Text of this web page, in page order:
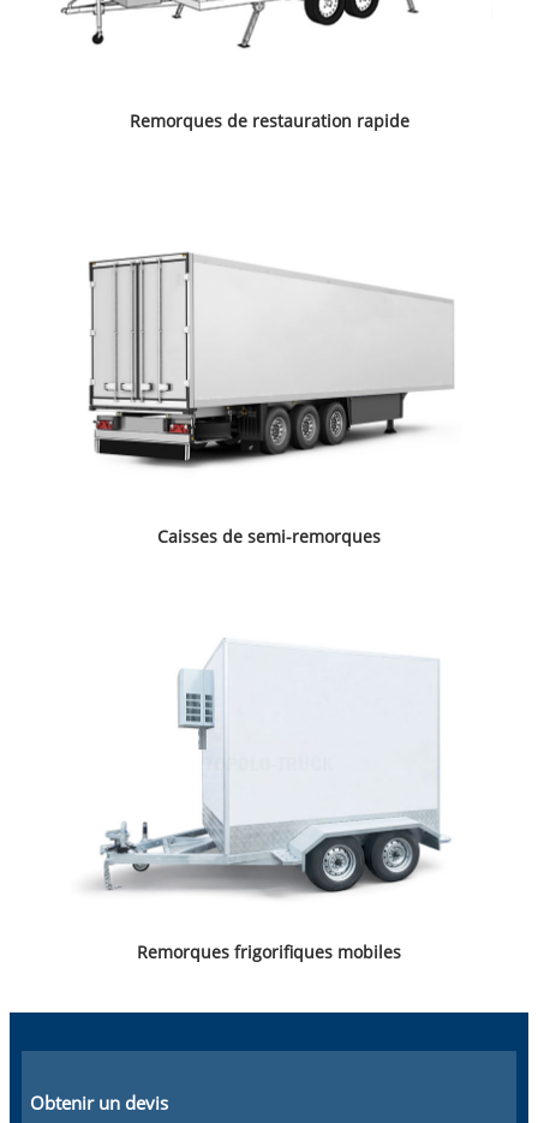
Remorques de restauration rapide
Caisses de semi-remorques
Remorques frigorifiques mobiles
Obtenir un devis